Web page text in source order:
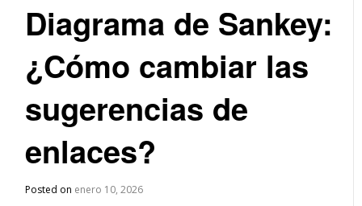
Diagrama de Sankey:
¿Cómo cambiar las
sugerencias de
enlaces?
Posted on enero 10, 2026